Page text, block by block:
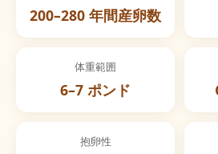
200–280 年間産卵数
体重範囲
6–7 ポンド
抱卵性